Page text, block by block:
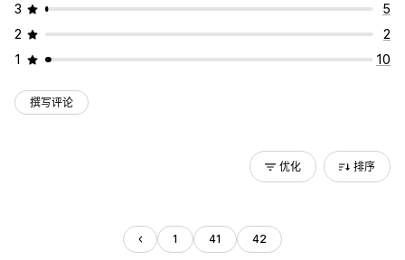
3
5
2
2
1
10
撰写评论
优化 排序
1 41 42